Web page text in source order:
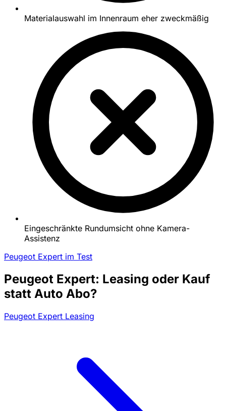
Materialauswahl im Innenraum eher zweckmäßig
Eingeschränkte Rundumsicht ohne Kamera-
Assistenz
Peugeot Expert im Test
Peugeot Expert: Leasing oder Kauf
statt Auto Abo?
Peugeot Expert Leasing